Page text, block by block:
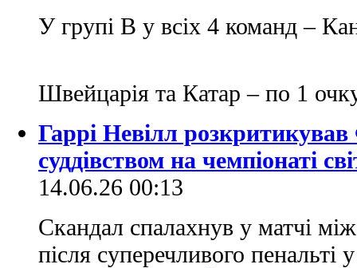
У групі В у всіх 4 команд –
Швейцарія та Катар – по 1
Гаррі Невілл
суддівством на чемпіонаті
14.06.26 00:13
Скандал спалахнув у матчі
після суперечливого пенальті